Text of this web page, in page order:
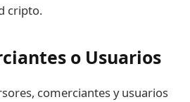
cripto.
o Usuarios
comerciantes y usuarios